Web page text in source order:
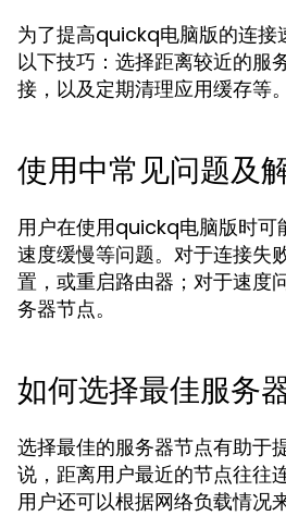
为了提高quickq电脑版的连接
以下技巧：选择距离较近的服
接，以及定期清理应用缓存等。
使用中常见问题及
用户在使用quickq电脑版时可
速度缓慢等问题。对于连接失
置，或重启路由器；对于速度
务器节点。
如何选择最佳服务
选择最佳的服务器节点有助于
说，距离用户最近的节点往往
用户还可以根据网络负载情况